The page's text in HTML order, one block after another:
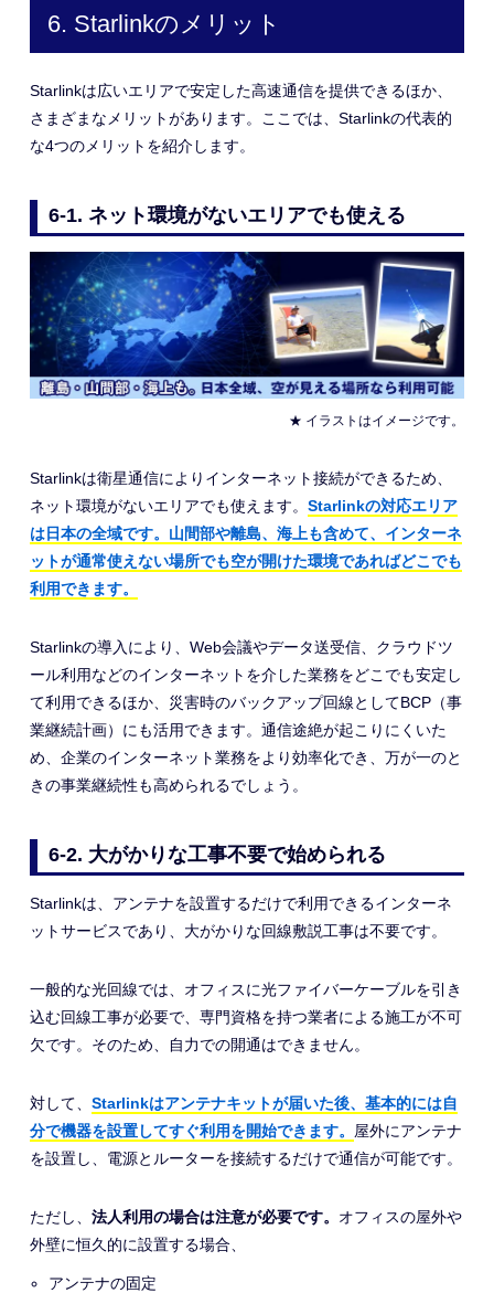
6. Starlinkのメリット
Starlinkは広いエリアで安定した高速通信を提供できるほか、
さまざまなメリットがあります。ここでは、Starlinkの代表的
な4つのメリットを紹介します。
6-1. ネット環境がないエリアでも使える
★ イラストはイメージです。
Starlinkは衛星通信によりインターネット接続ができるため、
ネット環境がないエリアでも使えます。 Starlinkの対応エリア
は日本の全域です。山間部や離島、海上も含めて、インターネ
ットが通常使えない場所でも空が開けた環境であればどこでも
利用できます。
Starlinkの導入により、Web会議やデータ送受信、クラウドツ
ール利用などのインターネットを介した業務をどこでも安定し
て利用できるほか、災害時のバックアップ回線としてBCP（事
業継続計画）にも活用できます。通信途絶が起こりにくいた
め、企業のインターネット業務をより効率化でき、万が一のと
きの事業継続性も高められるでしょう。
6-2. 大がかりな工事不要で始められる
Starlinkは、アンテナを設置するだけで利用できるインターネ
ットサービスであり、大がかりな回線敷説工事は不要です。
一般的な光回線では、オフィスに光ファイバーケーブルを引き
込む回線工事が必要で、専門資格を持つ業者による施工が不可
欠です。そのため、自力での開通はできません。
対して、 Starlinkはアンテナキットが届いた後、基本的には自
分で機器を設置してすぐ利用を開始できます。 屋外にアンテナ
を設置し、電源とルーターを接続するだけで通信が可能です。
ただし、 法人利用の場合は注意が必要です。 オフィスの屋外や
外壁に恒久的に設置する場合、
アンテナの固定